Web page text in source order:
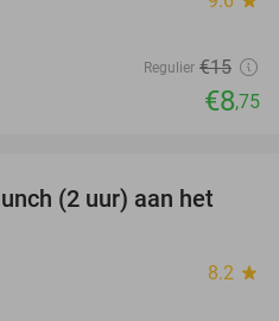
Regulier €15
€8,75
24%
(2 uur) aan het
8.2 star